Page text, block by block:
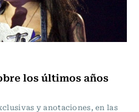
los últimos años
y anotaciones, en las